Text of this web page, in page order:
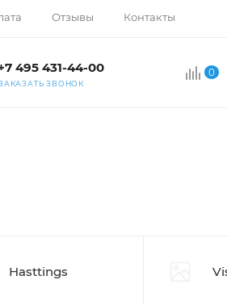
Отзывы Контакты
495 431-44-00
ЗВОНОК
0
Hasttings